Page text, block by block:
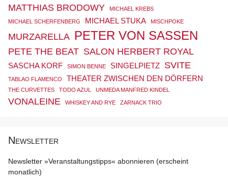
MATTHIAS BRODOWY MICHAEL KREBS
MICHAEL SCHERFENBERG MICHAEL STUKA MISCHPOKE
MURZARELLA PETER VON SASSEN
PETE THE BEAT SALON HERBERT ROYAL
SASCHA KORF SIMON BENNE SINGELPIETZ SVITE
TABLAO FLAMENCO THEATER ZWISCHEN DEN DÖRFERN
THE CURVETTES TODO AZUL UNMEDA MANFRED KINDEL
VONALEINE WHISKEY AND RYE ZARNACK TRIO
Newsletter
Newsletter »Veranstaltungstipps« abonnieren (erscheint
monatlich)